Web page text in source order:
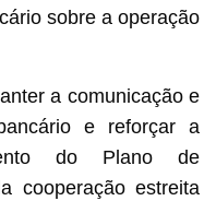
sobre a operação
a comunicação e
e reforçar a
do Plano de
cooperação estreita